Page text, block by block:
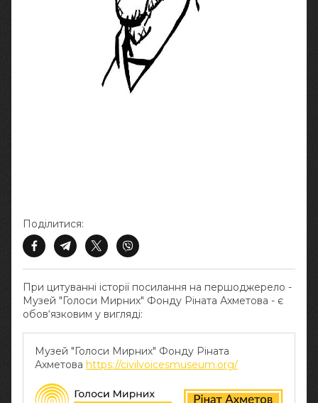
При цитуванні історії посилання на першоджерело -
Музей "Голоси Мирних" Фонду Ріната Ахметова - є
обов‘язковим у вигляді:
Музей "Голоси Мирних" Фонду Ріната
Ахметова https://civilvoicesmuseum.org/
Поділитися: